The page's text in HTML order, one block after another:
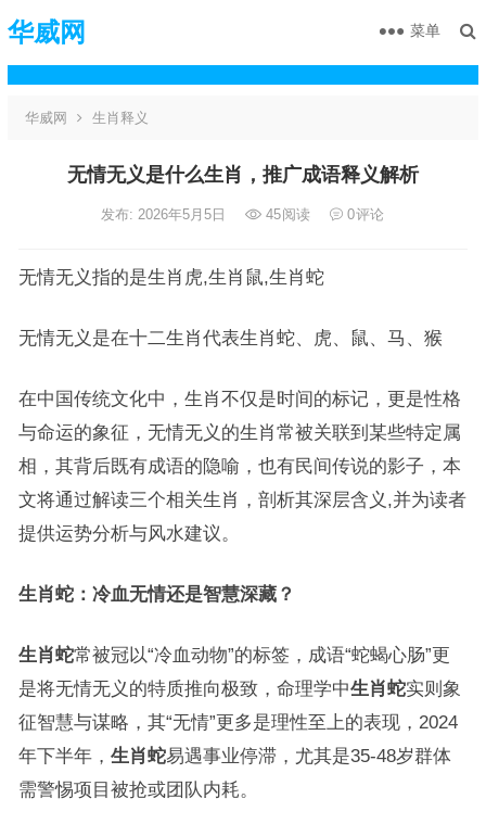
华威网 菜单
华威网 生肖释义
无情无义是什么生肖，推广成语释义解析
发布: 2026年5月5日 45阅读 0评论
无情无义指的是生肖虎,生肖鼠,生肖蛇
无情无义是在十二生肖代表生肖蛇、虎、鼠、马、猴
在中国传统文化中，生肖不仅是时间的标记，更是性格
与命运的象征，无情无义的生肖常被关联到某些特定属
相，其背后既有成语的隐喻，也有民间传说的影子，本
文将通过解读三个相关生肖，剖析其深层含义,并为读者
提供运势分析与风水建议。
生肖蛇：冷血无情还是智慧深藏？
生肖蛇常被冠以“冷血动物”的标签，成语“蛇蝎心肠”更
是将无情无义的特质推向极致，命理学中生肖蛇实则象
征智慧与谋略，其“无情”更多是理性至上的表现，2024
年下半年， 生肖蛇易遇事业停滞，尤其是35-48岁群体
需警惕项目被抢或团队内耗。